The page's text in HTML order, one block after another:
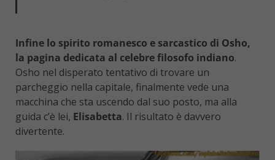
Infine lo spirito romanesco e sarcastico di Osho,
la pagina dedicata al celebre filosofo indiano.
Osho nel disperato tentativo di trovare un
parcheggio nella capitale, finalmente vede una
macchina che sta uscendo dal suo posto, ma alla
guida c’è lei, Elisabetta. Il risultato è davvero
divertente.